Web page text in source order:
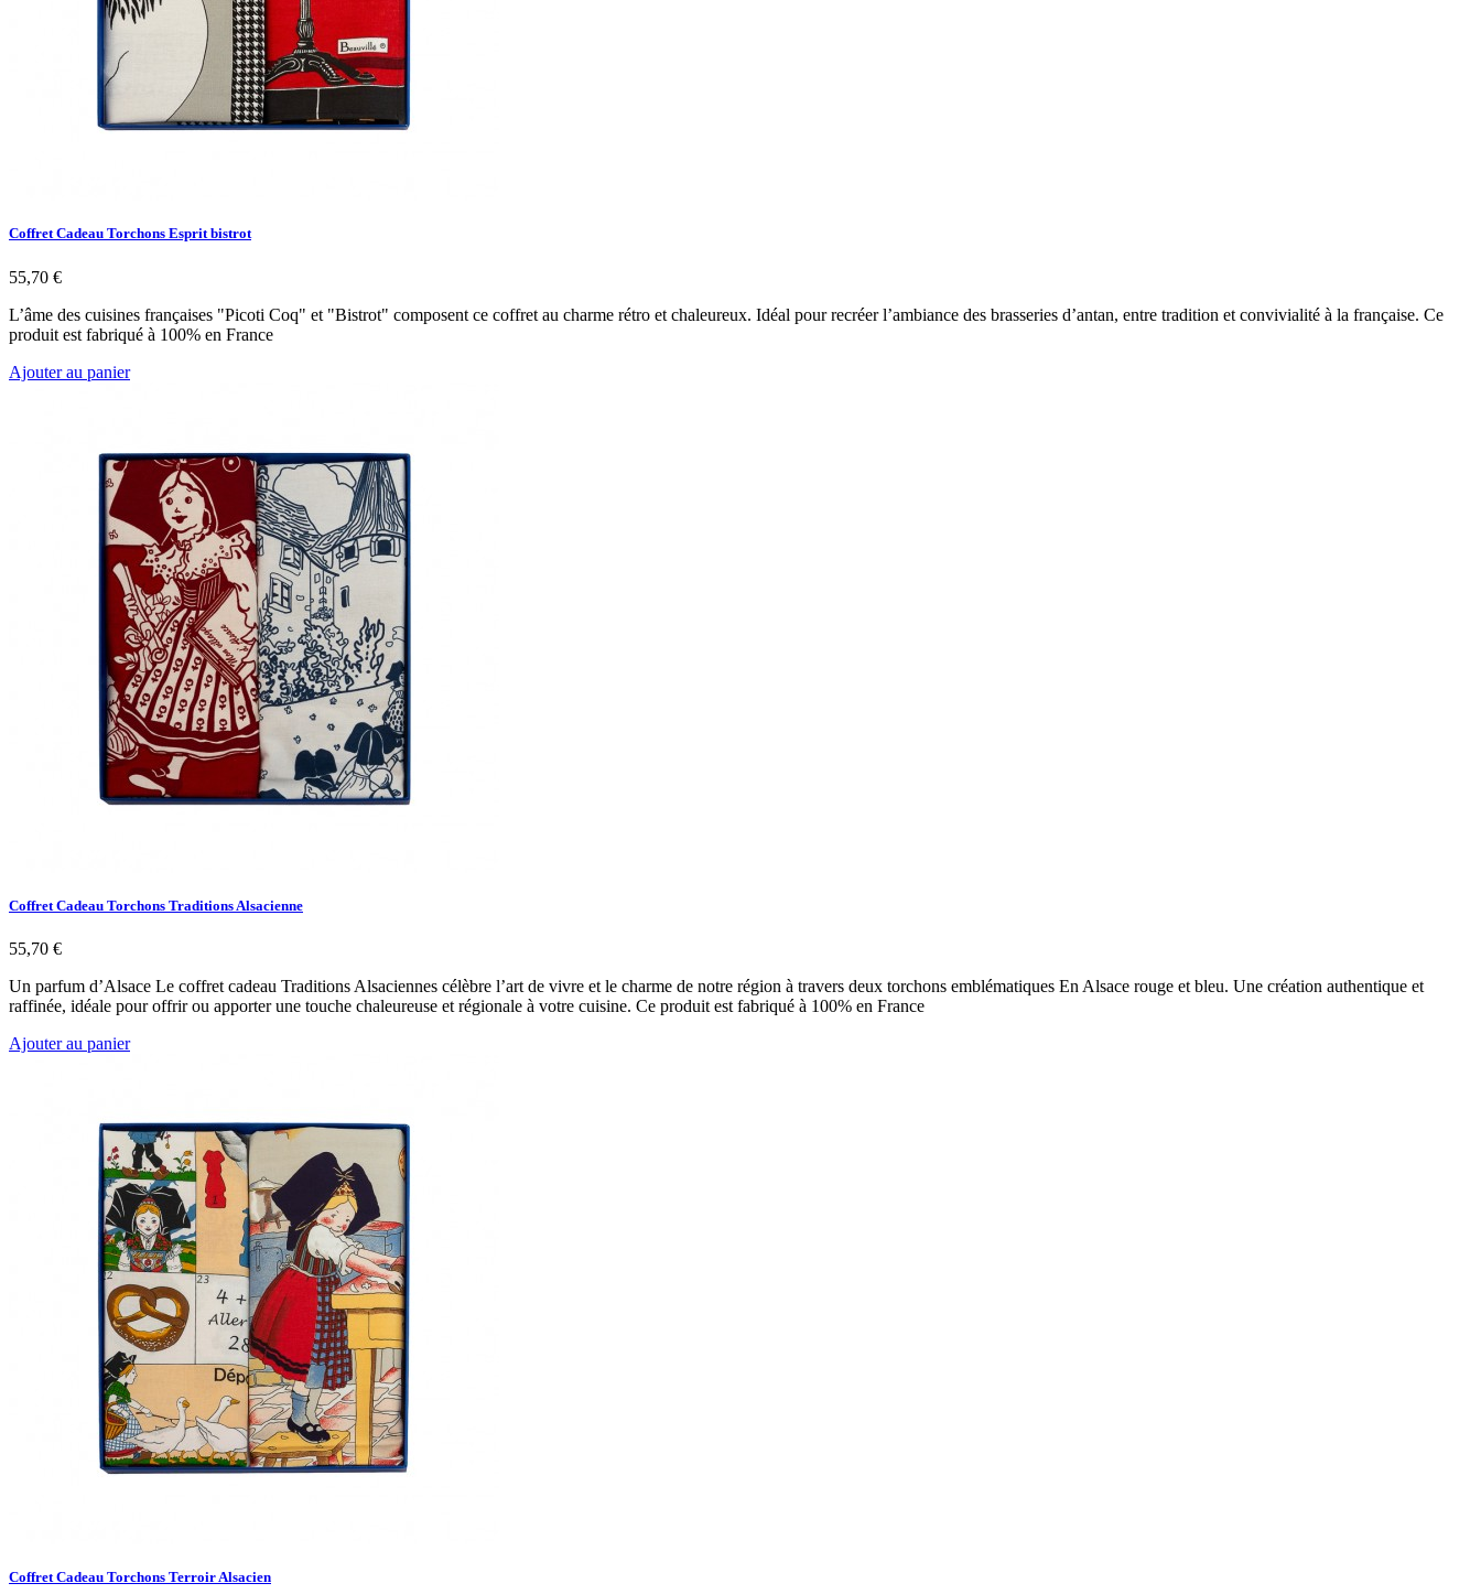
Coffret Cadeau Torchons Esprit bistrot
55,70 €
L’âme des cuisines françaises "Picoti Coq" et "Bistrot" composent ce coffret au charme rétro et chaleureux. Idéal pour recréer l’ambiance des brasseries d’antan, entre tradition et convivialité à la française. Ce
produit est fabriqué à 100% en France
Ajouter au panier
Coffret Cadeau Torchons Traditions Alsacienne
55,70 €
Un parfum d’Alsace Le coffret cadeau Traditions Alsaciennes célèbre l’art de vivre et le charme de notre région à travers deux torchons emblématiques En Alsace rouge et bleu. Une création authentique et
raffinée, idéale pour offrir ou apporter une touche chaleureuse et régionale à votre cuisine. Ce produit est fabriqué à 100% en France
Ajouter au panier
Coffret Cadeau Torchons Terroir Alsacien